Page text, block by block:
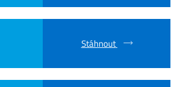
Stáhnout